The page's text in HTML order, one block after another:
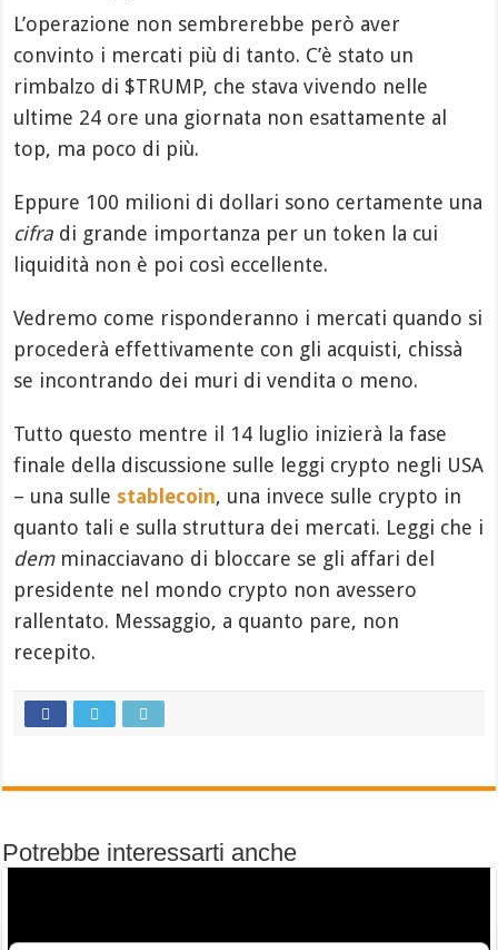
L’operazione non sembrerebbe però aver
convinto i mercati più di tanto. C’è stato un
rimbalzo di $TRUMP, che stava vivendo nelle
ultime 24 ore una giornata non esattamente al
top, ma poco di più.
Eppure 100 milioni di dollari sono certamente una
cifra di grande importanza per un token la cui
liquidità non è poi così eccellente.
Vedremo come risponderanno i mercati quando si
procederà effettivamente con gli acquisti, chissà
se incontrando dei muri di vendita o meno.
Tutto questo mentre il 14 luglio inizierà la fase
finale della discussione sulle leggi crypto negli USA
– una sulle stablecoin, una invece sulle crypto in
quanto tali e sulla struttura dei mercati. Leggi che i
demminacciavano di bloccare se gli affari del
presidente nel mondo crypto non avessero
rallentato. Messaggio, a quanto pare, non
recepito.
Potrebbe interessarti anche